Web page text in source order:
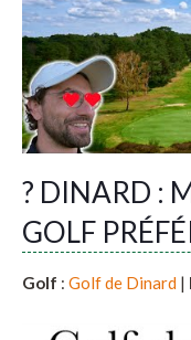
? DINARD :
GOLF
Golf : Golf de Dinard |